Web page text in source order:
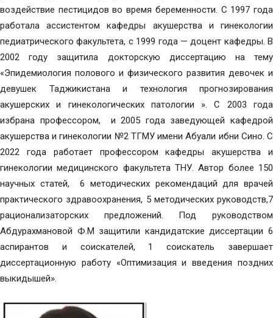
воздействие пестицидов во время беременности. С 1997 года
работала ассистентом кафедры акушерства и гинекологии
педиатрического факультета, с 1999 года — доцент кафедры. В
2002 году защитила докторскую диссертацию на тему
«Эпидемиология полового и физического развития девочек и
девушек Таджикистана и технология прогнозирования
акушерских и гинекологических патологии ». С 2003 года
избрана профессором, и 2005 года заведующей кафедрой
акушерства и гинекологии №2 ТГМУ имени Абуали ибни Сино. С
2022 года работает профессором кафедры акушерства и
гинекологии медицинского факультета ТНУ. Автор более 150
научных статей, 6 методических рекомендаций для врачей
практического здравоохранения, 5 методических руководств,7
рационализаторских предложений. Под руководством
Абдурахмановой Ф.М защитили кандидатские диссертации 6
аспирантов и соискателей, 1 соискатель завершает
диссертационную работу «Оптимизация и введения поздних
выкидышей».